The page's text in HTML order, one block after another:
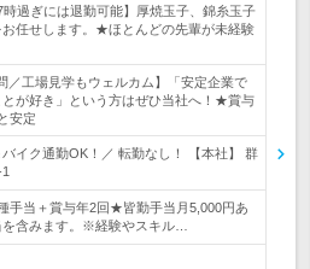
時過ぎには退勤可能】厚焼玉子、錦糸玉子
任せします。★ほとんどの先輩が未経験
／工場見学もウェルカム】「安定企業で
が好き」という方はぜひ当社へ！★賞与
安定
イク通勤OK！／ 転勤なし！ 【本社】 群
手当＋賞与年2回★皆勤手当月5,000円あ
含みます。※経験やスキル…